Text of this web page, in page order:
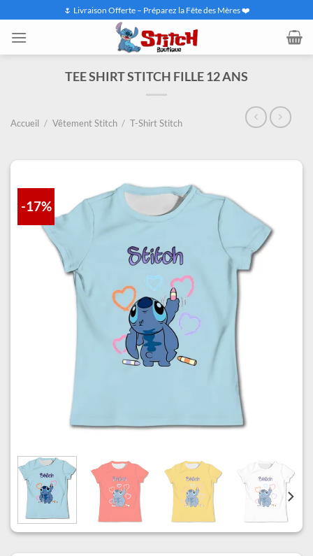
contenu
🌷 Livraison Offerte – Préparez la Fête des Mères ❤️
TEE SHIRT STITCH FILLE 12 ANS
Accueil / Vêtement Stitch / T-Shirt Stitch
-17%